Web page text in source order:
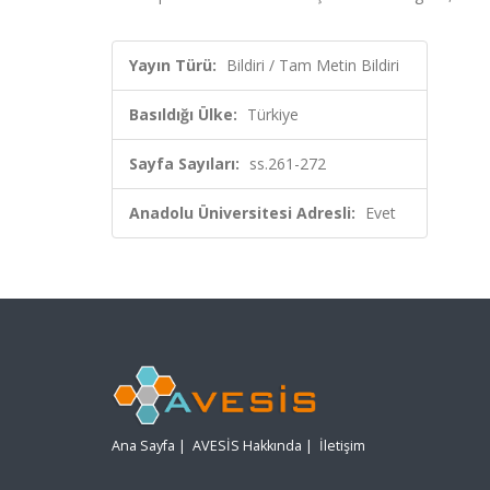
Yayın Türü: Bildiri / Tam Metin Bildiri
Basıldığı Ülke: Türkiye
Sayfa Sayıları: ss.261-272
Anadolu Üniversitesi Adresli: Evet
Ana Sayfa | AVESİS Hakkında | İletişim